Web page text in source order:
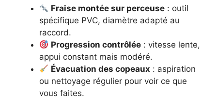
Fraise montée sur perceuse : outil
spécifique PVC, diamètre adapté au
raccord.
Progression contrôlée : vitesse lente,
appui constant mais modéré.
Évacuation des copeaux : aspiration
ou nettoyage régulier pour voir ce que
vous faites.